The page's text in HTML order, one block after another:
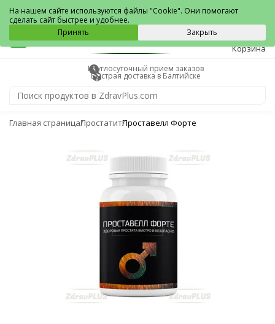
Балтийск
0
Корзина
Круглосуточный прием заказов
Быстрая доставка в Балтийске
Главная страницаПростатитПроставелл Форте
На нашем сайте используются файлы "Cookie". Они помогают
сделать сайт быстрее и удобнее.
Принять
Закрыть